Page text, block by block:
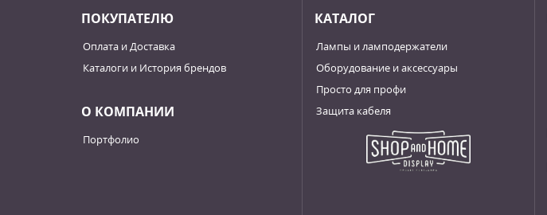
ПОКУПАТЕЛЮ
Оплата и Доставка
Каталоги и История брендов
О КОМПАНИИ
Портфолио
КАТАЛОГ
Лампы и ламподержатели
Оборудование и аксессуары
Просто для профи
Защита кабеля